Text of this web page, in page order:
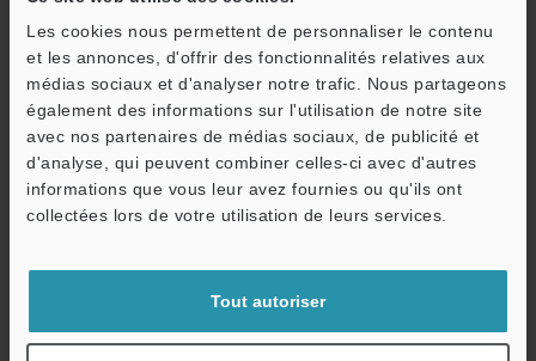
Les cookies nous permettent de personnaliser le contenu
et les annonces, d'offrir des fonctionnalités relatives aux
médias sociaux et d'analyser notre trafic. Nous partageons
également des informations sur l'utilisation de notre site
avec nos partenaires de médias sociaux, de publicité et
d'analyse, qui peuvent combiner celles-ci avec d'autres
informations que vous leur avez fournies ou qu'ils ont
collectées lors de votre utilisation de leurs services.
Tout autoriser
GL-VA400 Capot de protection avant Longueur
totale 400 mm
3D-SolidWorks: 243.9KB
Télécharger
GL-VA400 Capot de protection avant Longueur